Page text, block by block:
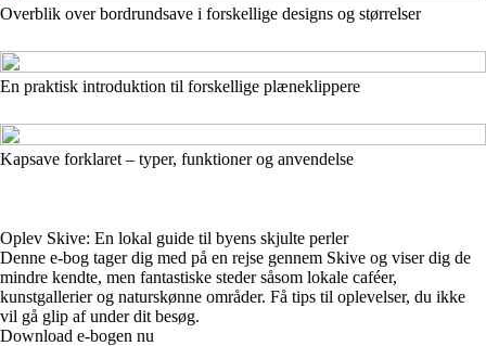
Overblik over bordrundsave i forskellige designs og størrelser
En praktisk introduktion til forskellige plæneklippere
Kapsave forklaret – typer, funktioner og anvendelse
Oplev Skive: En lokal guide til byens skjulte perler
Denne e-bog tager dig med på en rejse gennem Skive og viser dig de
mindre kendte, men fantastiske steder såsom lokale caféer,
kunstgallerier og naturskønne områder. Få tips til oplevelser, du ikke
vil gå glip af under dit besøg.
Download e-bogen nu